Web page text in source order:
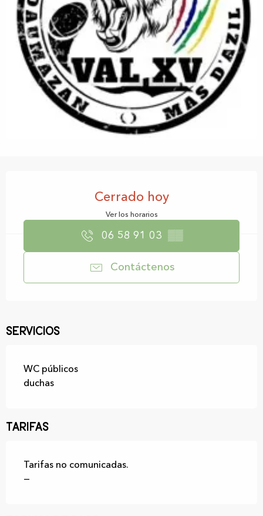
Cerrado hoy
Ver los horarios
06 58 91 03 ▒▒
Contáctenos
Servicios
WC públicos
duchas
Tarifas
Tarifas no comunicadas.
—